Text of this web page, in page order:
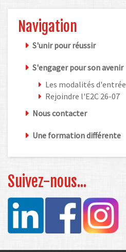
Navigation
S'unir pour réussir
S'engager pour son avenir
Les modalités d'entrée
Rejoindre l'E2C 26-07
Nous contacter
Une formation différente
Suivez-nous...